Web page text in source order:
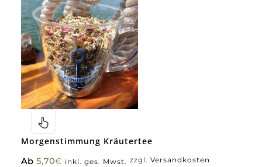
Morgenstimmung Kräutertee
Ab 5,70€ inkl. ges. Mwst. zzgl. Versandkosten